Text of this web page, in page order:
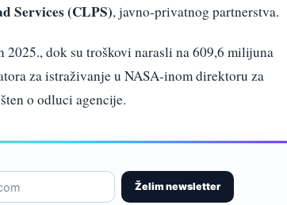
Services (CLPS), javno-privatnog partnerstva.
dok su troškovi narasli na 609,6 milijuna
za istraživanje u NASA-inom direktoru za
o odluci agencije.
Želim newsletter